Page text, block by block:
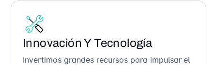
Innovación Y Tecnología
Invertimos grandes recursos para impulsar el